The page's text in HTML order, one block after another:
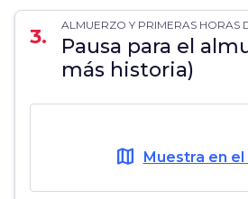
3. ALMUERZO Y PRIMERAS HORAS
Pausa para el
más historia)
map Muestra en el